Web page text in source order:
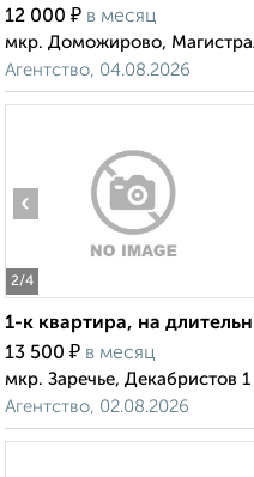
12 000 ₽ в месяц
мкр. Доможирово,
Агентство, 04.08.2026
2/4
‹
1-к квартира, на
13 500 ₽ в месяц
мкр. Заречье, Декабристов 1
Агентство, 02.08.2026